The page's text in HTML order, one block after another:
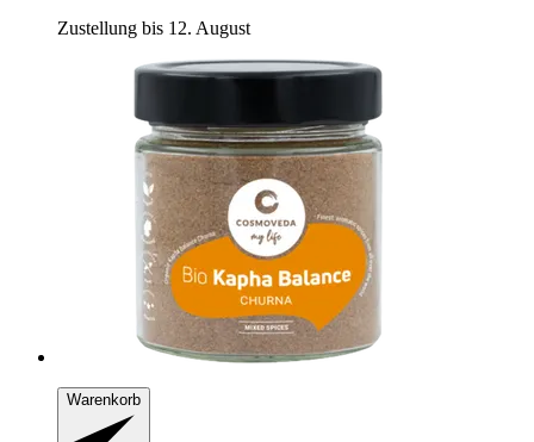
Zustellung bis 12. August
Warenkorb